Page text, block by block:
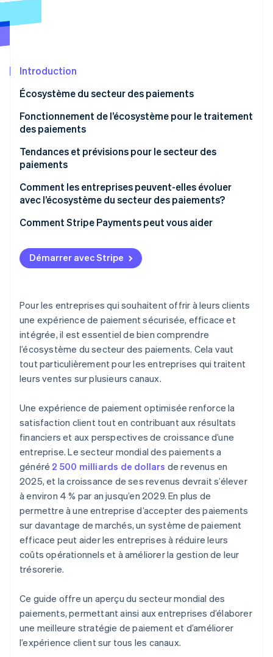
Constitution d'une entreprise
Identity
Stripe Sessions 2026
Découvrez comment Stripe construit l’infrastructure
Regarder
Stripe App Marketplace
Introduction
Écosystème du secteur des paiements
Les principaux acteurs du secteur des paiements
Fonctionnement de l’écosystème pour le traitement
des paiements
Tendances et prévisions pour le secteur des
paiements
Paysage concurrentiel
Paiements sans contact
Convergence des canaux du commerce de détail
Portefeuilles numériques
Authentification biométrique
Paiements avec l’Internet des objets (IdO)
Intelligence artificielle (IA) et apprentissage
automatique
Paiements et transferts de fonds internationaux
Paiements en temps réel
Paiements de compte à compte
Paiement fractionné
Cryptomonnaies stables
Comment les entreprises peuvent-elles évoluer
avec l’écosystème du secteur des paiements?
Comment Stripe Payments peut vous aider
Démarrer avec Stripe
Pour les entreprises qui souhaitent offrir à leurs clients
une expérience de paiement sécurisée, efficace et
intégrée, il est essentiel de bien comprendre
l’écosystème du secteur des paiements. Cela vaut
tout particulièrement pour les entreprises qui traitent
leurs ventes sur plusieurs canaux.
Une expérience de paiement optimisée renforce la
satisfaction client tout en contribuant aux résultats
financiers et aux perspectives de croissance d’une
entreprise. Le secteur mondial des paiements a
généré 2 500 milliards de dollars de revenus en
2025, et la croissance de ses revenus devrait s’élever
à environ 4 % par an jusqu’en 2029. En plus de
permettre à une entreprise d’accepter des paiements
sur davantage de marchés, un système de paiement
efficace peut aider les entreprises à réduire leurs
coûts opérationnels et à améliorer la gestion de leur
trésorerie.
Ce guide offre un aperçu du secteur mondial des
paiements, permettant ainsi aux entreprises d’élaborer
une meilleure stratégie de paiement et d’améliorer
l’expérience client sur tous les canaux.